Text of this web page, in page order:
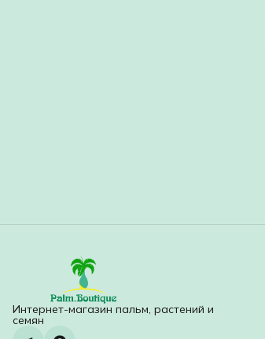
Интернет-магазин пальм, растений и
семян